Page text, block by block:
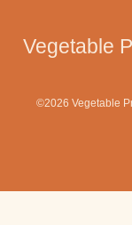
Vegetable
©2026 Vegetable